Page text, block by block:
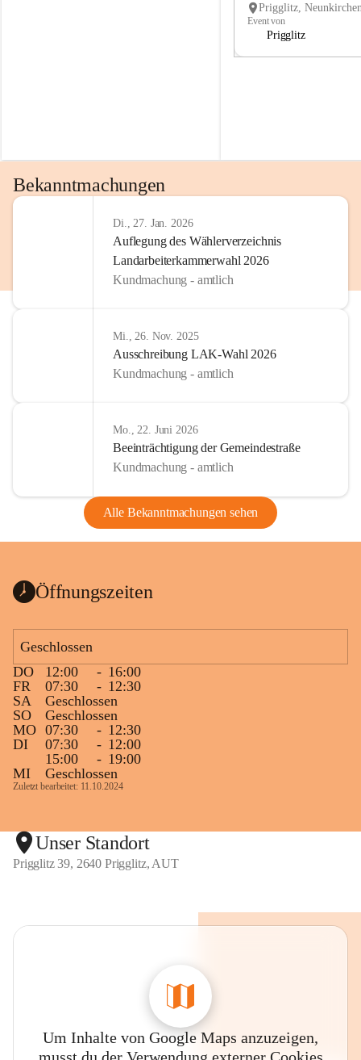
Event von
Prigglitz
Bekanntmachungen
Di., 27. Jan. 2026
Auflegung des Wählerverzeichnis
Landarbeiterkammerwahl 2026
Kundmachung - amtlich
Mi., 26. Nov. 2025
Ausschreibung LAK-Wahl 2026
Kundmachung - amtlich
Mo., 22. Juni 2026
Beeinträchtigung der Gemeindestraße
Kundmachung - amtlich
Alle Bekanntmachungen sehen
Öffnungszeiten
Geschlossen
DO
12:00 - 16:00
FR
07:30 - 12:30
SA
Geschlossen
SO
Geschlossen
MO 07:30 - 12:30
DI
07:30 - 12:00
15:00
- 19:00
MI
Geschlossen
Zuletzt bearbeitet: 11.10.2024
Unser Standort
Prigglitz 39, 2640 Prigglitz, AUT
Um Inhalte von Google Maps anzuzeigen,